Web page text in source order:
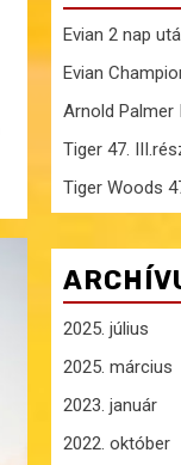
Evian 2 nap
Evian
Arnold Palmer
Tiger 47.
Tiger Woods
2025. július
2025. március
2023. január
2022. október